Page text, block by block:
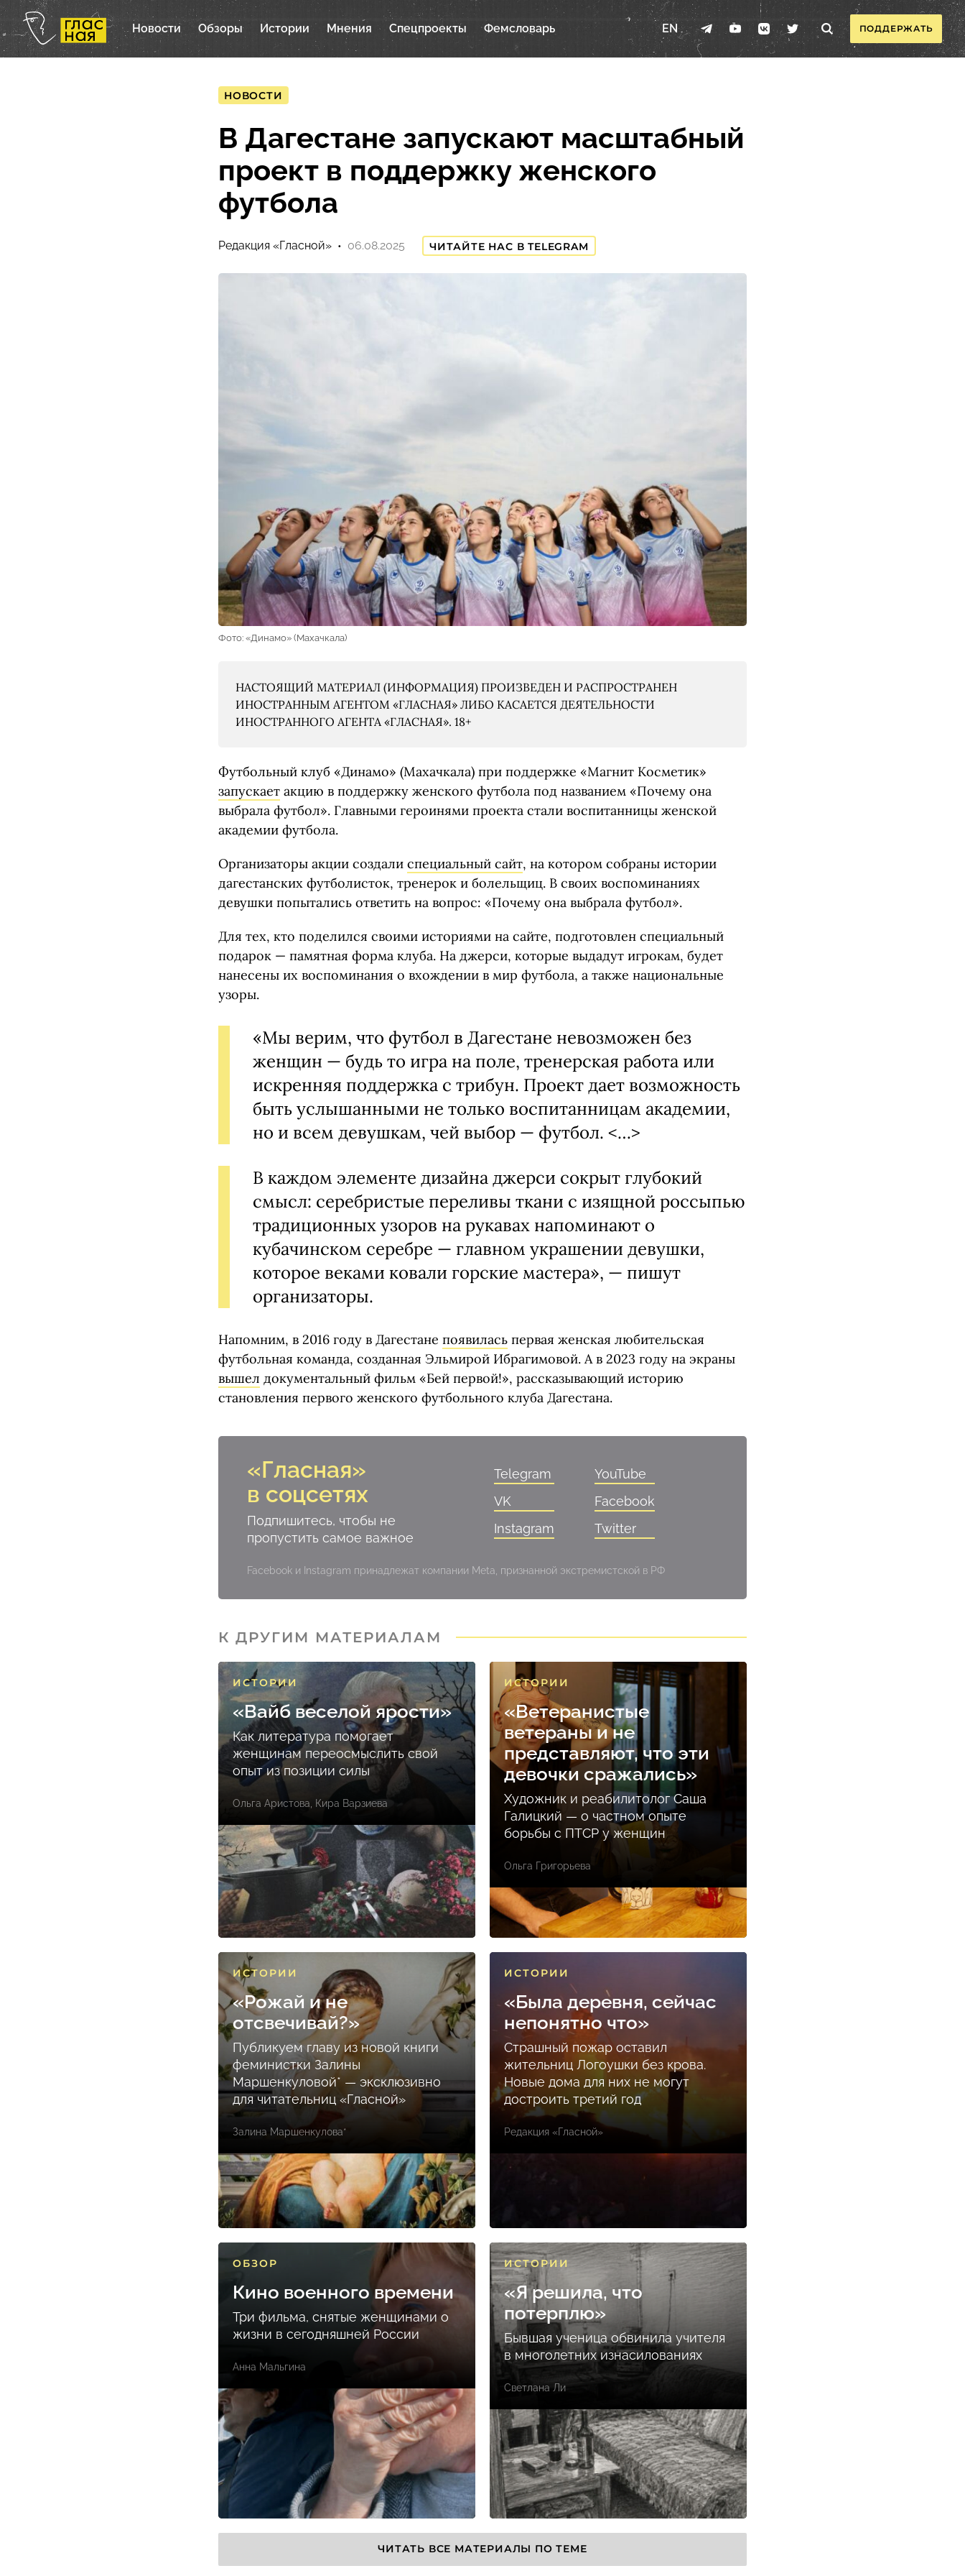
Новости Обзоры Истории Мнения Спецпроекты Фемсловарь EN ПОДДЕРЖАТЬ
НОВОСТИ
В Дагестане запускают масштабный
проект в поддержку женского
футбола
Редакция «Гласной» 06.08.2025 ЧИТАЙТЕ НАС В TELEGRAM
Фото: «Динамо» (Махачкала)
НАСТОЯЩИЙ МАТЕРИАЛ (ИНФОРМАЦИЯ) ПРОИЗВЕДЕН И РАСПРОСТРАНЕН
ИНОСТРАННЫМ АГЕНТОМ «ГЛАСНАЯ» ЛИБО КАСАЕТСЯ ДЕЯТЕЛЬНОСТИ
ИНОСТРАННОГО АГЕНТА «ГЛАСНАЯ». 18+
Футбольный клуб «Динамо» (Махачкала) при поддержке «Магнит Косметик»
запускает акцию в поддержку женского футбола под названием «Почему она
выбрала футбол». Главными героинями проекта стали воспитанницы женской
академии футбола.
Организаторы акции создали специальный сайт, на котором собраны истории
дагестанских футболисток, тренерок и болельщиц. В своих воспоминаниях
девушки попытались ответить на вопрос: «Почему она выбрала футбол».
Для тех, кто поделился своими историями на сайте, подготовлен специальный
подарок — памятная форма клуба. На джерси, которые выдадут игрокам, будет
нанесены их воспоминания о вхождении в мир футбола, а также национальные
узоры.
«Мы верим, что футбол в Дагестане невозможен без
женщин — будь то игра на поле, тренерская работа или
искренняя поддержка с трибун. Проект дает возможность
быть услышанными не только воспитанницам академии,
но и всем девушкам, чей выбор — футбол. <…>
В каждом элементе дизайна джерси сокрыт глубокий
смысл: серебристые переливы ткани с изящной россыпью
традиционных узоров на рукавах напоминают о
кубачинском серебре — главном украшении девушки,
которое веками ковали горские мастера», — пишут
организаторы.
Напомним, в 2016 году в Дагестане появилась первая женская любительская
футбольная команда, созданная Эльмирой Ибрагимовой. А в 2023 году на экраны
вышел документальный фильм «Бей первой!», рассказывающий историю
становления первого женского футбольного клуба Дагестана.
«Гласная»
в соцсетях
Подпишитесь, чтобы не
пропустить самое важное
Telegram
YouTube
VK
Facebook
Instagram
Twitter
Facebook и Instagram принадлежат компании Meta, признанной экстремистской в РФ
К ДРУГИМ МАТЕРИАЛАМ
ИСТОРИИ
«Вайб веселой ярости»
Как литература помогает
женщинам переосмыслить свой
опыт из позиции силы
Ольга Аристова Кира Варзиева
ИСТОРИИ
«Ветеранистые
ветераны и не
представляют, что эти
девочки сражались»
Художник и реабилитолог Саша
Галицкий — о частном опыте
борьбы с ПТСР у женщин
Ольга Григорьева
ИСТОРИИ
«Рожай и не
отсвечивай?»
Публикуем главу из новой книги
феминистки Залины
Маршенкуловой* — эксклюзивно
для читательниц «Гласной»
Залина Маршенкулова*
ИСТОРИИ
«Была деревня, сейчас
непонятно что»
Страшный пожар оставил
жительниц Логоушки без крова.
Новые дома для них не могут
достроить третий год
Редакция «Гласной»
ОБЗОР
Кино военного времени
Три фильма, снятые женщинами о
жизни в сегодняшней России
Анна Мальгина
ИСТОРИИ
«Я решила, что
потерплю»
Бывшая ученица обвинила учителя
в многолетних изнасилованиях
Светлана Ли
ЧИТАТЬ ВСЕ МАТЕРИАЛЫ ПО ТЕМЕ